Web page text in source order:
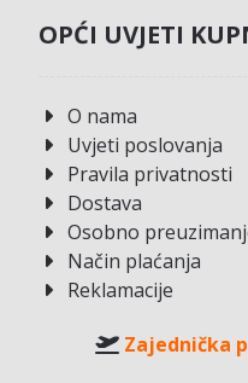
OPĆI UVJETI
O nama
Uvjeti poslovanja
Pravila privatnosti
Dostava
Osobno
Način plaćanja
Reklamacije
Zajednička